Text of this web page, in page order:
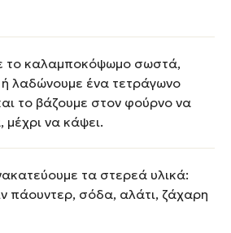
το καλαμποκόψωμο σωστά,
λαδώνουμε ένα τετράγωνο
το βάζουμε στον φούρνο να
μέχρι να κάψει.
τα στερεά υλικά:
πάουντερ, σόδα, αλάτι, ζάχαρη